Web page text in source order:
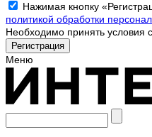
Нажимая кнопку
политикой обработки
Необходимо принять условия
Меню